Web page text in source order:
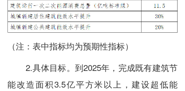
（注：表中指标均为预期性指标）
2.具体目标。到2025年，完成既有建筑节
能改造面积3.5亿平方米以上，建设超低能